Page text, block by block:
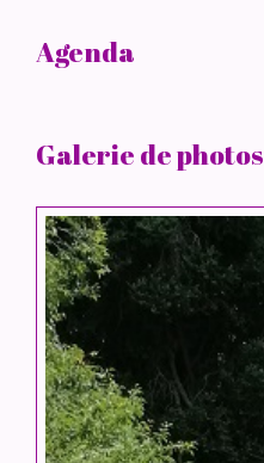
Agenda
Galerie de photos